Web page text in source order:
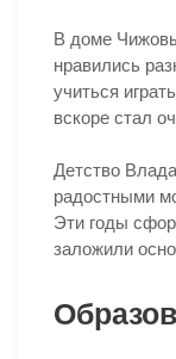
В доме
нравились
учиться
вскоре стал
Детство
радостными
Эти годы
заложили